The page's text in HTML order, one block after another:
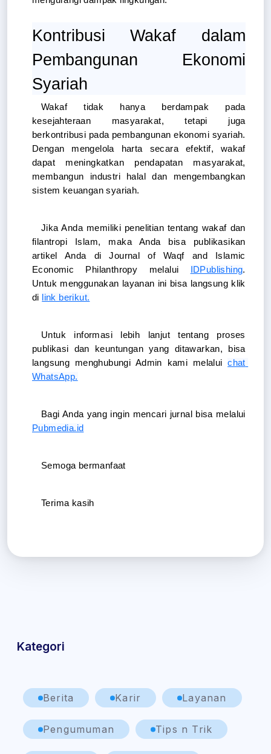
Kontribusi Wakaf dalam
Pembangunan Ekonomi
Syariah
Wakaf tidak hanya berdampak pada
kesejahteraan masyarakat, tetapi juga
berkontribusi pada pembangunan ekonomi syariah.
Dengan mengelola harta secara efektif, wakaf
dapat meningkatkan pendapatan masyarakat,
membangun industri halal dan mengembangkan
sistem keuangan syariah.
Jika Anda memiliki penelitian tentang wakaf dan
filantropi Islam, maka Anda bisa publikasikan
artikel Anda di Journal of Waqf and Islamic
Economic Philanthropy melalui
IDPublishing.
Untuk menggunakan layanan ini bisa langsung klik
di
link berikut.
Untuk informasi lebih lanjut tentang proses
publikasi dan keuntungan yang ditawarkan, bisa
langsung menghubungi Admin kami melalui chat
WhatsApp.
Pubmedia.id
Semoga bermanfaat
Terima kasih
Kategori
Berita Karir Layanan
Pengumuman Tips n Trik